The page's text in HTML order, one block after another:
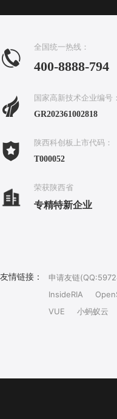
全国统一热线：
400-8888-794
国家高新技术企业编号：
GR202361002818
陕西科创板上市代码：
T000052
荣获陕西省
专精特新企业
友情链接： 申请友链
InsideRIA
VUE
小蚂蚁云